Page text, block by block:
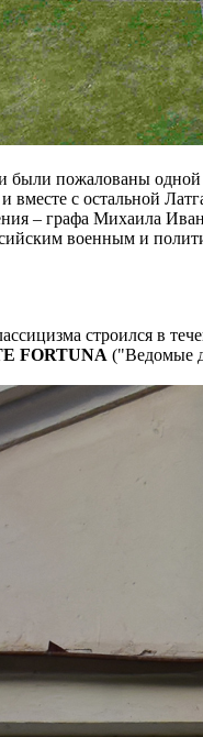
были пожалованы одной
и вместе с остальной
– графа Михаила
военным и
строился в
FORTUNA ("Ведомые